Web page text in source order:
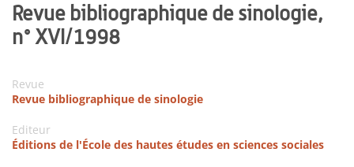
Revue bibliographique de sinologie,
n° XVI/1998
Revue
Revue bibliographique de sinologie
Editeur
Éditions de l'École des hautes études en sciences sociales